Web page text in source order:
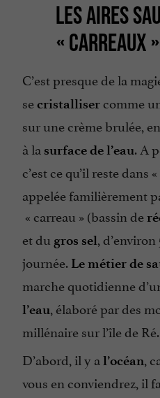
LES AIRES
« CARREAUX
C’est presque de la
secristalliser comme
sur une crème brulée,
à la surface de l’eau. A
c’est ce qu’il reste dans «
appelée familièrement
« carreau » (bassin de
et du gros sel,
journée. Le métier de
marche quotidienne
l’eau, élaboré par des
millénaire sur l’île de Ré.
D’abord, il y a l’océan,
vous en conviendrez, il